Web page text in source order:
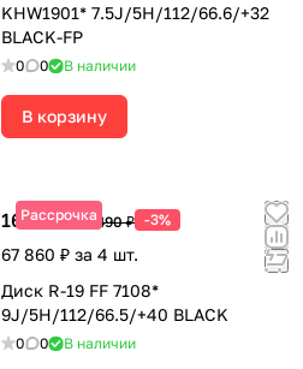
KHW1901* 7.5J/5H/112/66.6/+32
BLACK-FP
0 0 В наличии
В корзину
Рассрочка
16 965 ₽17 490 ₽ -3%
67 860 ₽ за 4 шт.
Диск R-19 FF 7108*
9J/5H/112/66.5/+40 BLACK
0 0 В наличии